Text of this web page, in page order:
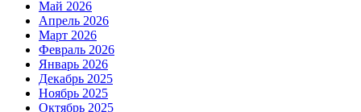
Май 2026
Апрель 2026
Март 2026
Февраль 2026
Январь 2026
Декабрь 2025
Ноябрь 2025
Октябрь 2025